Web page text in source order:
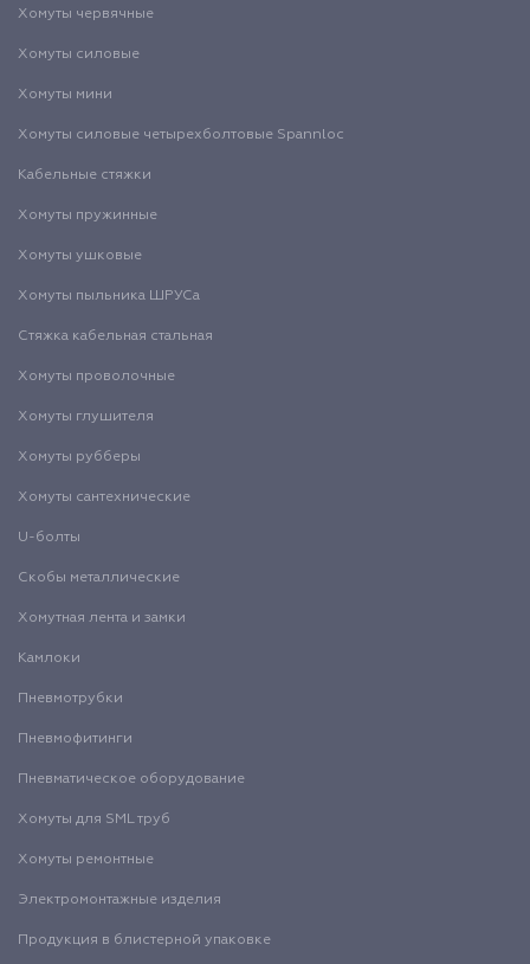
Хомуты червячные
Хомуты силовые
Хомуты мини
Хомуты силовые четырехболтовые Spannloc
Кабельные стяжки
Хомуты пружинные
Хомуты ушковые
Хомуты пыльника ШРУСа
Стяжка кабельная стальная
Хомуты проволочные
Хомуты глушителя
Хомуты рубберы
Хомуты сантехнические
U-болты
Скобы металлические
Хомутная лента и замки
Камлоки
Пневмотрубки
Пневмофитинги
Пневматическое оборудование
Хомуты для SML труб
Хомуты ремонтные
Электромонтажные изделия
Продукция в блистерной упаковке